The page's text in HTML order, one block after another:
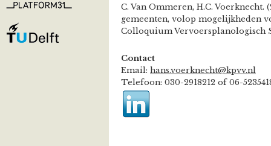
C. Van Ommeren, H.C.
gemeenten, volop mogelijkheden
Colloquium Vervoersplanologisch
Contact
Email: hans.voerknecht@kpvv.nl
Telefoon: 030-2918212 of 06-